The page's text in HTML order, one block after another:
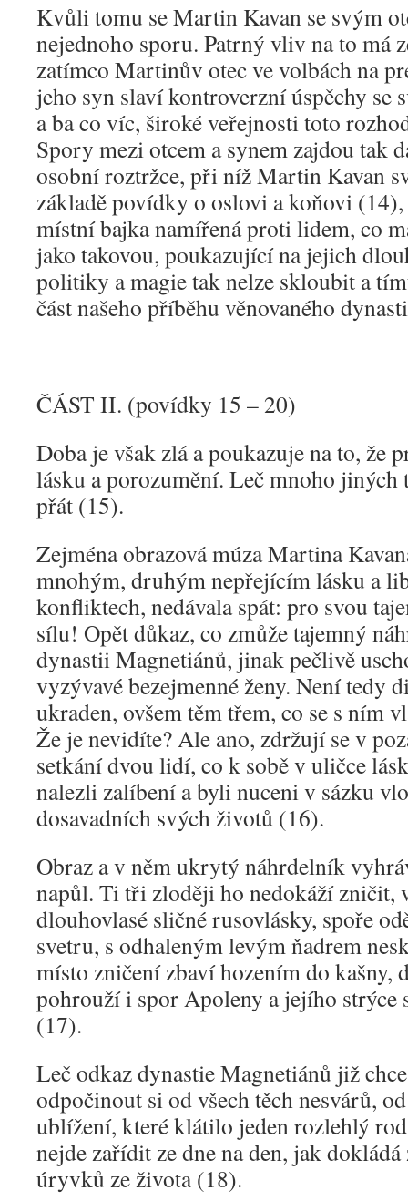
Kvůli tomu se Martin Kavan se svým
nejednoho sporu. Patrný vliv na to má
zatímco Martinův otec ve volbách na
jeho syn slaví kontroverzní úspěchy se
a ba co víc, široké veřejnosti toto
Spory mezi otcem a synem zajdou tak
osobní roztržce, při níž Martin Kavan
základě povídky o oslovi a koňovi
místní bajka namířená proti lidem, co
jako takovou, poukazující na jejich
politiky a magie tak nelze skloubit a
část našeho příběhu věnovaného
ČÁST II. (povídky 15 – 20)
Doba je však zlá a poukazuje na to, že
lásku a porozumění. Leč mnoho jiných
přát (15).
Zejména obrazová múza Martina
mnohým, druhým nepřejícím lásku a
konfliktech, nedávala spát: pro svou
sílu! Opět důkaz, co zmůže tajemný
dynastii Magnetiánů, jinak pečlivě
vyzývavé bezejmenné ženy. Není tedy
ukraden, ovšem těm třem, co se s ním
Že je nevidíte? Ale ano, zdržují se v
setkání dvou lidí, co k sobě v uličce
nalezli zalíbení a byli nuceni v sázku
dosavadních svých životů (16).
Obraz a v něm ukrytý náhrdelník
napůl. Ti tři zloději ho nedokáží zničit,
dlouhovlasé sličné rusovlásky, spoře
svetru, s odhaleným levým ňadrem
místo zničení zbaví hozením do kašny,
pohrouží i spor Apoleny a jejího strýce
(17).
Leč odkaz dynastie Magnetiánů již
odpočinout si od všech těch nesvárů,
ublížení, které klátilo jeden rozlehlý
nejde zařídit ze dne na den, jak
úryvků ze života (18).